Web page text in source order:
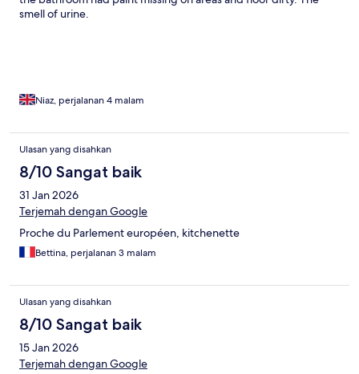
smell of urine.
Niaz, perjalanan 4 malam
Ulasan yang disahkan
8/10 Sangat baik
31 Jan 2026
Terjemah dengan Google
Proche du Parlement européen, kitchenette
Bettina, perjalanan 3 malam
Ulasan yang disahkan
8/10 Sangat baik
15 Jan 2026
Terjemah dengan Google